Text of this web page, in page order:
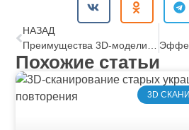
НАЗАД
Похожие статьи
3D